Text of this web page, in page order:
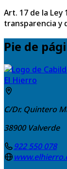
Art. 17 de la Ley
transparencia y
Pie de
El Hierro
C/Dr. Quintero
38900 Valverde
922 550 078